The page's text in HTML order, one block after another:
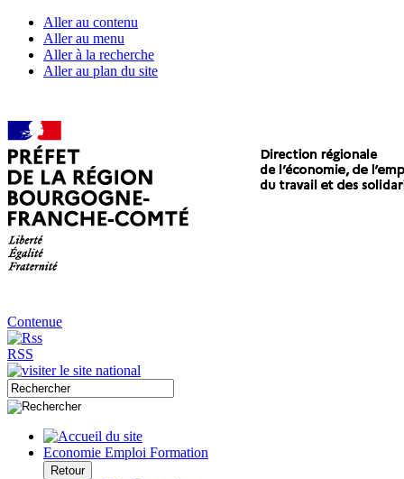
Aller au contenu
Aller au menu
Aller à la recherche
Aller au plan du site
Contenue
RSS
Economie Emploi Formation
Retour